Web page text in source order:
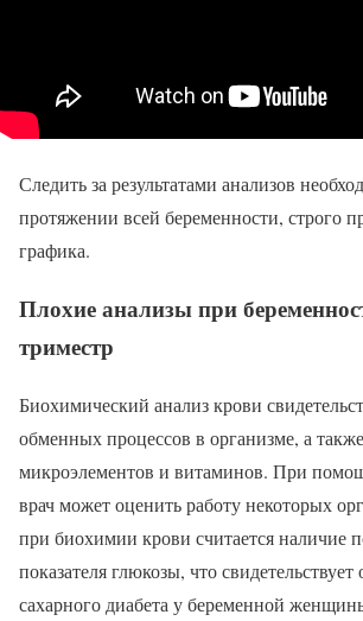
Следить за результатами анализов
протяжении всей беременности, строго
графика.
Плохие анализы при
триместр
Биохимический анализ крови
обменных процессов в организме, а
микроэлементов и витаминов. При
врач может оценить работу некоторых
при биохимии крови считается наличие
показателя глюкозы, что свидетельствует
сахарного диабета у беременной